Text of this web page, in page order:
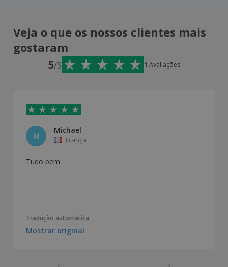
Veja o que os nossos clientes mais
gostaram
5/5 1 Avaliações
M
Michael
França
Tudo bem
Tradução automática
Mostrar original